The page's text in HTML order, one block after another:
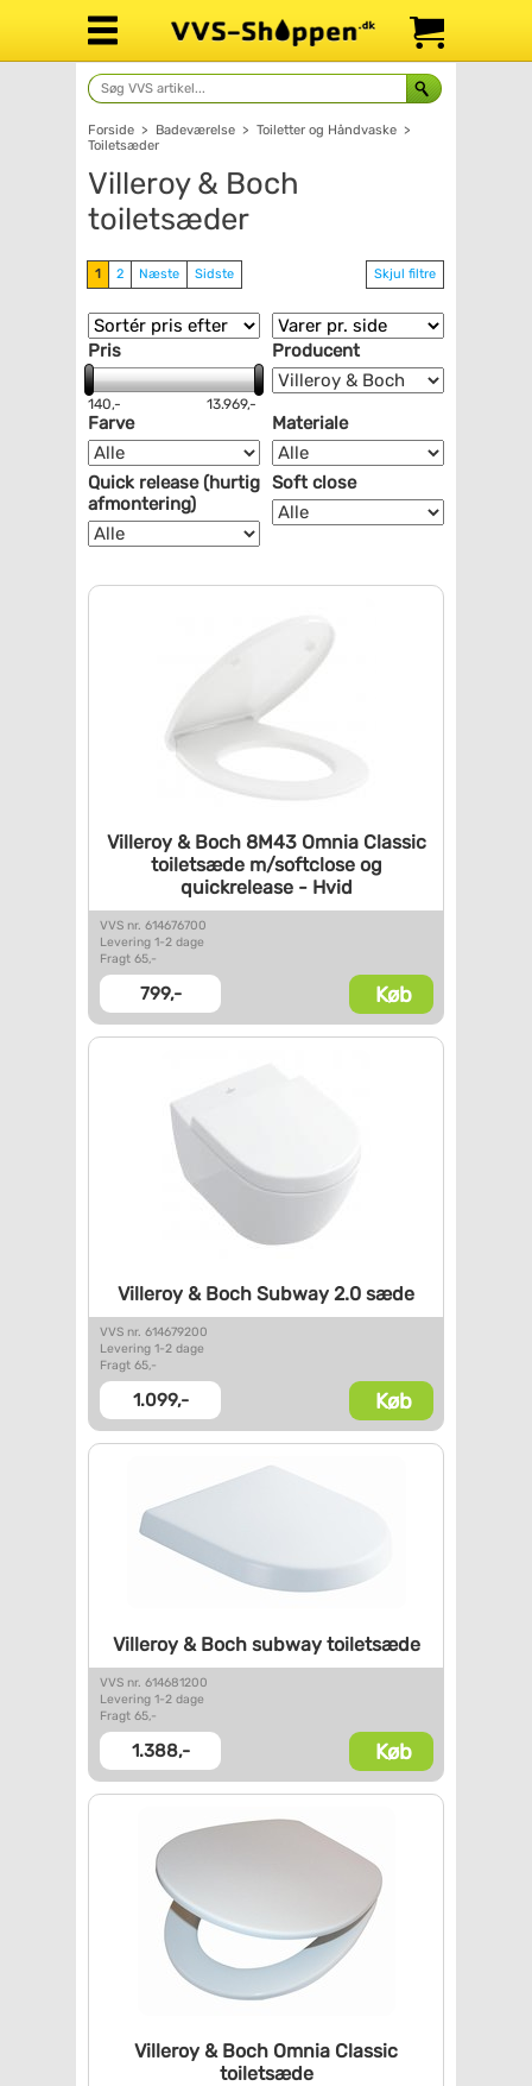
Forside > Badeværelse > Toiletter og Håndvaske >
Toiletsæder
Villeroy & Boch
toiletsæder
1 2 Næste Sidste Skjul filtre
Pris
140,- 13.969,-
Producent
Farve Materiale
Quick release (hurtig
afmontering)
Soft close
Villeroy & Boch 8M43 OmniaClassic
toiletsæde m/softcloseog
quickrelease - Hvid
VVS nr. 614676700
Levering 1-2 dage
Fragt 65,-
799,- Køb
Villeroy & Boch Subway 2.0 sæde
VVS nr. 614679200
Levering 1-2 dage
Fragt 65,-
1.099,- Køb
Villeroy & Boch subwaytoiletsæde
VVS nr. 614681200
Levering 1-2 dage
Fragt 65,-
1.388,- Køb
Villeroy & Boch Omnia Classic
toiletsæde